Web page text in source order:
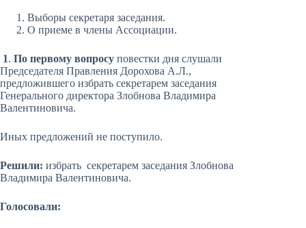
Выборы секретаря заседания.
О приеме в члены Ассоциации.
1. По первому вопросу повестки дня слушали
Председателя Правления Дорохова А.Л.,
предложившего избрать секретарем заседания
Генерального директора Злобнова Владимира
Валентиновича.
Иных предложений не поступило.
Решили: избрать секретарем заседания Злобнова
Владимира Валентиновича.
Голосовали: